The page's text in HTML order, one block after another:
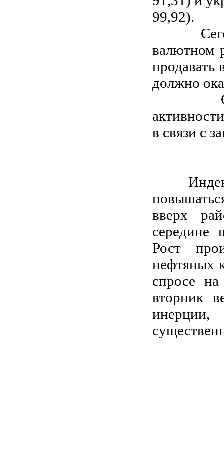
99,92).
валютном
продавать
должно
в связи с
Индекс
вверх
середине
Рост
нефтяных
спросе
вторник